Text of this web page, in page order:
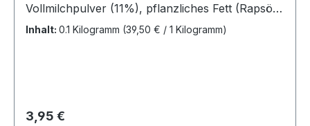
Vollmilchpulver (11%), pflanzliches Fett (Rapsöl,
vollständig gehärtetes Rapsöl), AromaBitte kühl
Inhalt: 0.1 Kilogramm (39,50 € / 1 Kilogramm)
Regulärer Preis:
3,95 €